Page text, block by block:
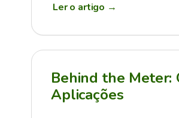
Ler o artigo →
Behind the Meter:
Aplicações